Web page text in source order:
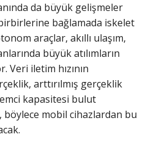
da büyük gelişmeler
bağlamada iskelet
araçlar, akıllı ulaşım,
büyük atılımların
Veri iletim hızının
arttırılmış gerçeklik
kapasitesi bulut
mobil cihazlardan bu